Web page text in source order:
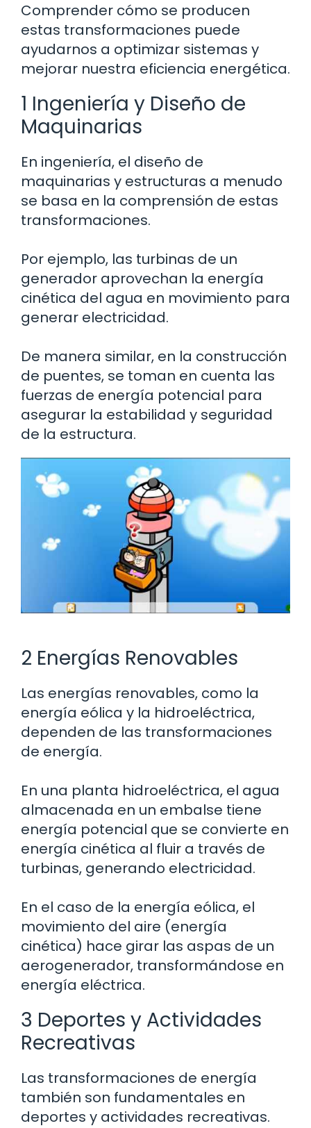
Comprender cómo se producen
estas transformaciones puede
ayudarnos a optimizar sistemas y
mejorar nuestra eficiencia energética.
1 Ingeniería y Diseño de
Maquinarias
En ingeniería, el diseño de
maquinarias y estructuras a menudo
se basa en la comprensión de estas
transformaciones.
Por ejemplo, las turbinas de un
generador aprovechan la energía
cinética del agua en movimiento para
generar electricidad.
De manera similar, en la construcción
de puentes, se toman en cuenta las
fuerzas de energía potencial para
asegurar la estabilidad y seguridad
de la estructura.
2 Energías Renovables
Las energías renovables, como la
energía eólica y la hidroeléctrica,
dependen de las transformaciones
de energía.
En una planta hidroeléctrica, el agua
almacenada en un embalse tiene
energía potencial que se convierte en
energía cinética al fluir a través de
turbinas, generando electricidad.
En el caso de la energía eólica, el
movimiento del aire (energía
cinética) hace girar las aspas de un
aerogenerador, transformándose en
energía eléctrica.
3 Deportes y Actividades
Recreativas
Las transformaciones de energía
también son fundamentales en
deportes y actividades recreativas.